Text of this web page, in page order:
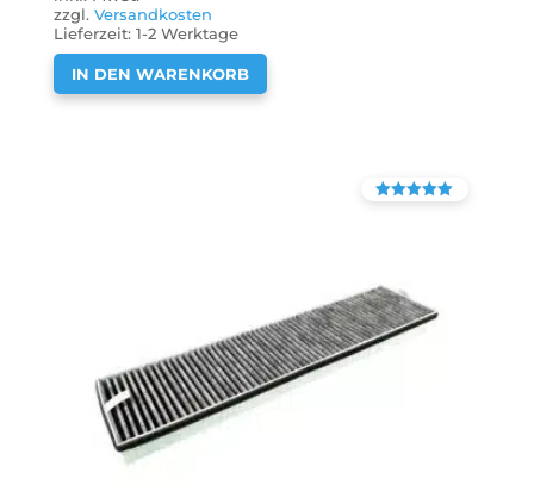
zzgl.Versandkosten
Lieferzeit:1-2 Werktage
IN DEN WARENKORB